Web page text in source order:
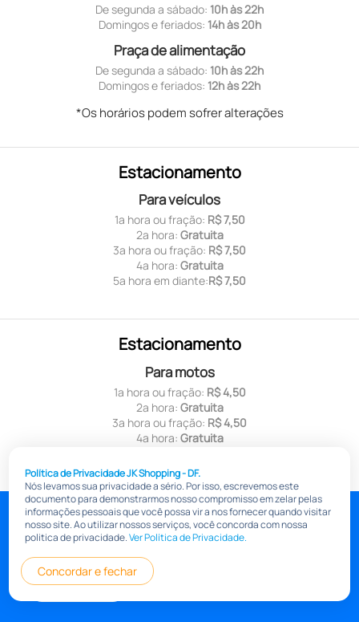
Política de Privacidade JK Shopping - DF.
Nós levamos sua privacidade a sério. Por isso, escrevemos este
documento para demonstrarmos nosso compromisso em zelar pelas
informações pessoais que você possa vir a nos fornecer quando visitar
nosso site. Ao utilizar nossos serviços, você concorda com nossa
politica de privacidade.Ver Política de Privacidade.
Concordar e fechar
De segunda a sábado: 10h às 22h
Domingos e feriados: 14h às 20h
Praça de alimentação
De segunda a sábado: 10h às 22h
Domingos e feriados: 12h às 22h
*Os horários podem sofrer alterações
Estacionamento
Para veículos
1ª hora ou fração: R$ 7,50
2ª hora: Gratuita
3ª hora ou fração: R$ 7,50
4ª hora: Gratuita
5ª hora em diante:R$ 7,50
Estacionamento
Para motos
1ª hora ou fração: R$ 4,50
2ª hora: Gratuita
3ª hora ou fração: R$ 4,50
4ª hora: Gratuita
jkshoppingdf.com.br
Política de privacidade
Pólitica de Transparência Salarial
Portal do lojista